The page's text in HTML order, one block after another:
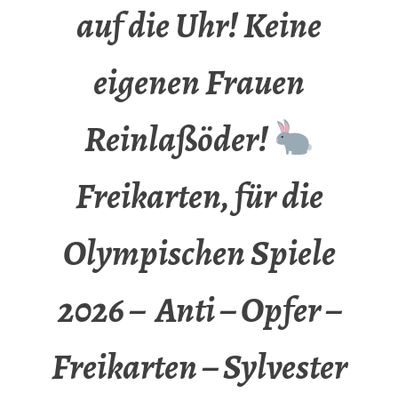
auf die Uhr! Keine
eigenen Frauen
Reinlaßöder!
Freikarten, für die
Olympischen Spiele
2026 – Anti – Opfer –
Freikarten – Sylvester